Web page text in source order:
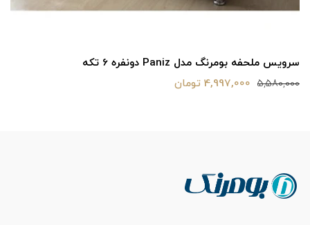
سرویس ملحفه بومرنگ مدل Paniz دونفره 6 تکه
5,580,000 4,997,000 تومان